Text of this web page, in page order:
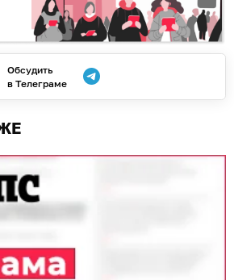
Обсудить
в Телеграме